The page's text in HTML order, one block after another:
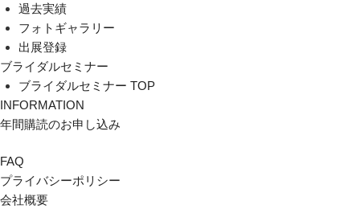
過去実績
フォトギャラリー
出展登録
ブライダルセミナー
ブライダルセミナー TOP
INFORMATION
年間購読のお申し込み
FAQ
プライバシーポリシー
会社概要